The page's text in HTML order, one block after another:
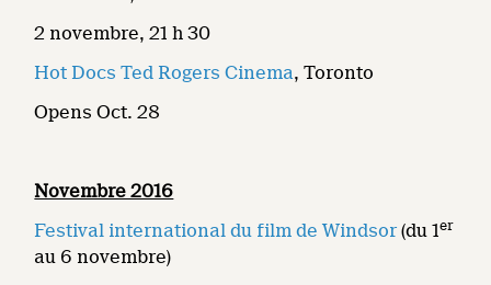
2 novembre, 21 h 30
Hot Docs Ted Rogers Cinema, Toronto
Opens Oct. 28
Novembre 2016
Festival international du film de Windsor (du 1er
au 6 novembre)